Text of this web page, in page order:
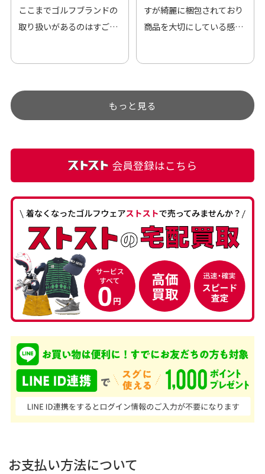
ここまでゴルフブランドの
取り扱いがあるのはすご
す。
すが綺麗に梱包されており
商品を大切にしている感が
うぐらい目立つことなく綺
麗な商品でお安く購入でき
もっと見る
会員登録はこちら
お支払い方法について